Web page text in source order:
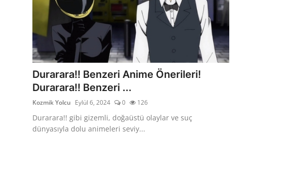
Dizi & Film
Testler
Durarara!! Benzeri Anime Önerileri!
Durarara!! Benzeri ...
Kozmik Yolcu Eylül 6, 2024 0 126
Durarara!! gibi gizemli, doğaüstü olaylar ve suç
dünyasıyla dolu animeleri seviy...